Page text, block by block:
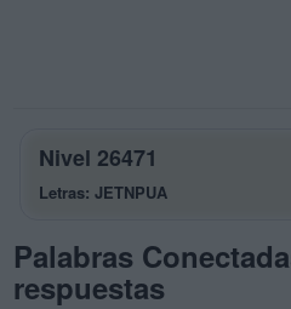
Nivel 26471
Letras: JETNPUA
Palabras
respuestas